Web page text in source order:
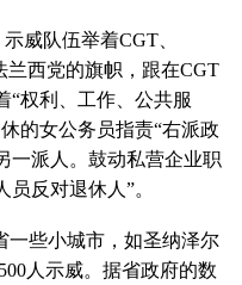
威队伍举着CGT、
西党的旗帜，跟在CGT
“权利、工作、公共服
的女公务员指责“右派政
一派人。鼓动私营企业职
反对退休人”。
一些小城市，如圣纳泽尔
人示威。据省政府的数